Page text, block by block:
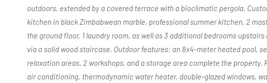
outdoors, extended by a covered terrace with a bioclimatic pergola.
kitchen in black Zimbabwean marble, professional summer kitchen, 2
the ground floor, 1 laundry room, as well as 3 additional bedrooms
via a solid wood staircase. Outdoor features: an 8x4-meter heated pool,
relaxation areas, 2 workshops, and a storage area complete the property.
air conditioning, thermodynamic water heater, double-glazed windows,